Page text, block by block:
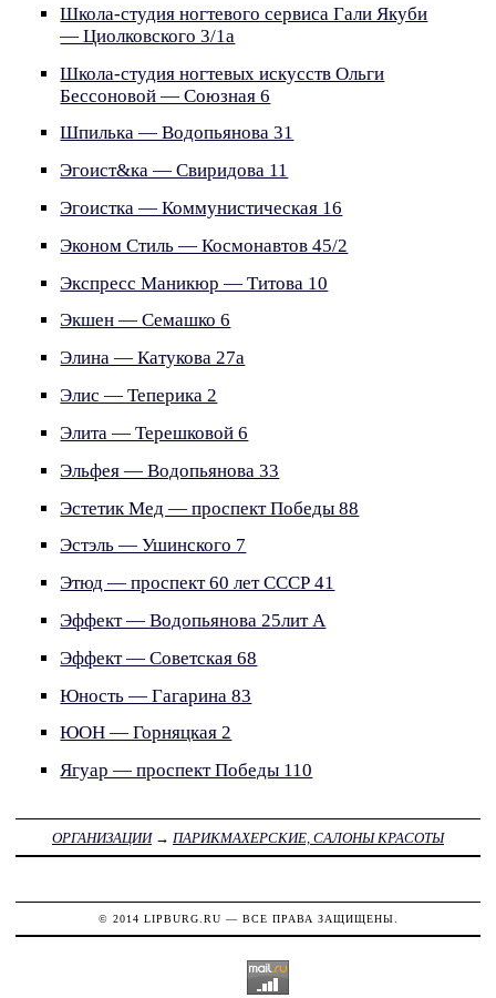
Школа-студия ногтевого сервиса Гали Якуби
— Циолковского 3/1а
Школа-студия ногтевых искусств Ольги
Бессоновой — Союзная 6
Шпилька — Водопьянова 31
Эгоист&ка — Свиридова 11
Эгоистка — Коммунистическая 16
Эконом Стиль — Космонавтов 45/2
Экспресс Маникюр — Титова 10
Экшен — Семашко 6
Элина — Катукова 27а
Элис — Теперика 2
Элита — Терешковой 6
Эльфея — Водопьянова 33
Эстетик Мед — проспект Победы 88
Эстэль — Ушинского 7
Этюд — проспект 60 лет СССР 41
Эффект — Водопьянова 25лит А
Эффект — Советская 68
Юность — Гагарина 83
ЮОН — Горняцкая 2
Ягуар — проспект Победы 110
ОРГАНИЗАЦИИ→ ПАРИКМАХЕРСКИЕ, САЛОНЫ КРАСОТЫ
© 2014 LIPBURG.RU — ВСЕ ПРАВА ЗАЩИЩЕНЫ.